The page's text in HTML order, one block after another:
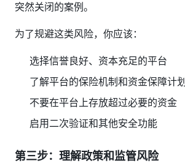
突然关闭的案例。
为了规避这类风险，你应该：
选择信誉良好、资本充足的平台
了解平台的保险机制和资金保障计划
不要在平台上存放超过必要的资金
启用二次验证和其他安全功能
第三步：理解政策和监管风险